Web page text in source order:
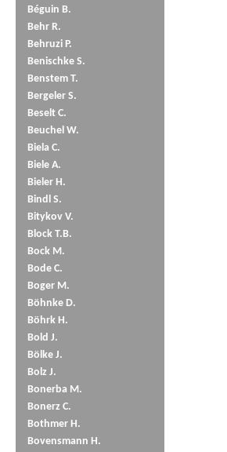
Béguin B.
Behr R.
Behruzi P.
Benischke S.
Benstem T.
Bergeler S.
Beselt C.
Beuchel W.
Biela C.
Biele A.
Bieler H.
Bindl S.
Bitykov V.
Block T.B.
Bock M.
Bode C.
Boger M.
Böhnke D.
Böhrk H.
Bold J.
Bölke J.
Bolz J.
Bonerba M.
Bonerz C.
Bothmer H.
Bovensmann H.